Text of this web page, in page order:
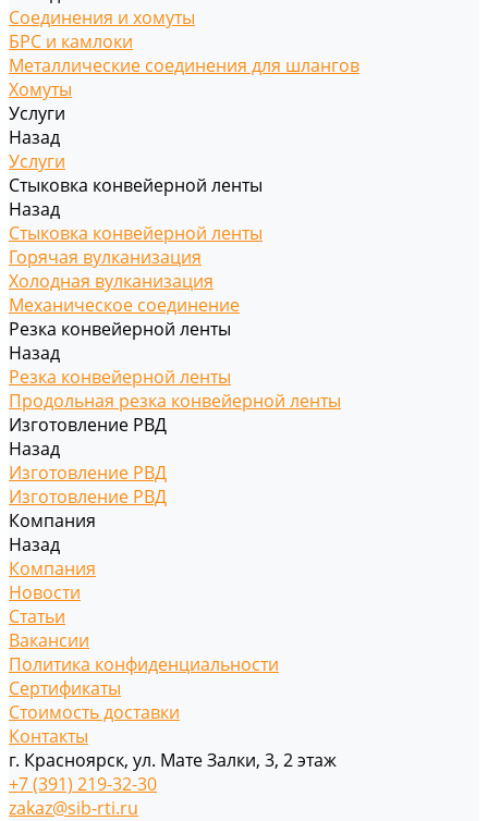
Соединения и хомуты
БРС и камлоки
Металлические соединения для шлангов
Хомуты
Услуги
Назад
Услуги
Стыковка конвейерной ленты
Назад
Стыковка конвейерной ленты
Горячая вулканизация
Холодная вулканизация
Механическое соединение
Резка конвейерной ленты
Назад
Резка конвейерной ленты
Продольная резка конвейерной ленты
Изготовление РВД
Назад
Изготовление РВД
Изготовление РВД
Компания
Назад
Компания
Новости
Статьи
Вакансии
Политика конфиденциальности
Сертификаты
Стоимость доставки
Контакты
г. Красноярск, ул. Мате Залки, 3, 2 этаж
+7 (391) 219-32-30
zakaz@sib-rti.ru